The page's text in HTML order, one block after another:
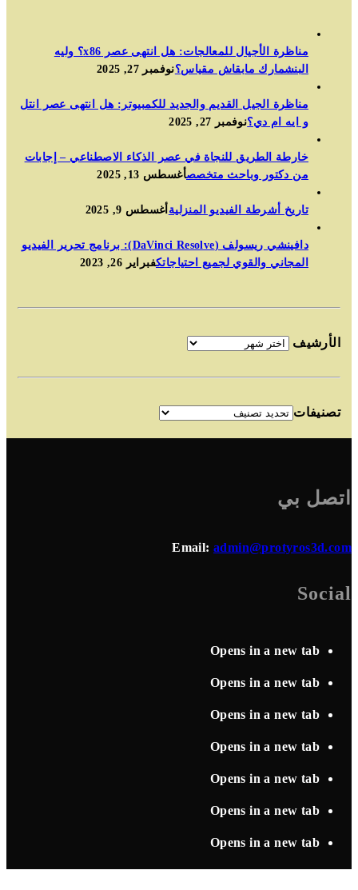
مناظرة الأجيال للمعالجات: هل انتهى عصر x86؟ وليه
البنشمارك مابقاش مقياس؟نوفمبر 27, 2025
مناظرة الجيل القديم والجديد للكمبيوتر: هل انتهى عصر انتل
و ايه ام دي؟نوفمبر 27, 2025
خارطة الطريق للنجاة في عصر الذكاء الاصطناعي – إجابات
من دكتور وباحث متخصصأغسطس 13, 2025
تاريخ أشرطة الفيديو المنزلية أغسطس 9, 2025
دافينشي ريسولف (DaVinci Resolve): برنامج تحرير الفيديو
المجاني والقوي لجميع احتياجاتكفبراير 26, 2023
الأرشيف
تصنيفات
اتصل بي
Email: admin@protyros3d.com
Social
Opens in a new tab
Opens in a new tab
Opens in a new tab
Opens in a new tab
Opens in a new tab
Opens in a new tab
Opens in a new tab